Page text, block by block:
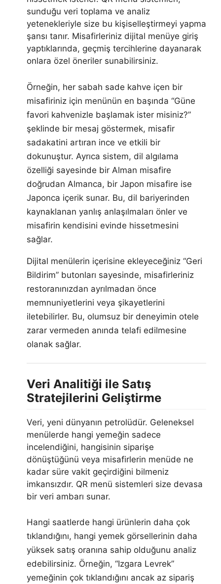
sunduğu veri toplama ve analiz
yetenekleriyle size bu kişiselleştirmeyi yapma
şansı tanır. Misafirleriniz dijital menüye giriş
yaptıklarında, geçmiş tercihlerine dayanarak
onlara özel öneriler sunabilirsiniz.
Örneğin, her sabah sade kahve içen bir
misafiriniz için menünün en başında “Güne
favori kahvenizle başlamak ister misiniz?”
şeklinde bir mesaj göstermek, misafir
sadakatini artıran ince ve etkili bir
dokunuştur. Ayrıca sistem, dil algılama
özelliği sayesinde bir Alman misafire
doğrudan Almanca, bir Japon misafire ise
Japonca içerik sunar. Bu, dil bariyerinden
kaynaklanan yanlış anlaşılmaları önler ve
misafirin kendisini evinde hissetmesini
sağlar.
Dijital menülerin içerisine ekleyeceğiniz “Geri
Bildirim” butonları sayesinde, misafirleriniz
restoranınızdan ayrılmadan önce
memnuniyetlerini veya şikayetlerini
iletebilirler. Bu, olumsuz bir deneyimin otele
zarar vermeden anında telafi edilmesine
olanak sağlar.
Veri Analitiği ile Satış
Stratejilerini Geliştirme
Veri, yeni dünyanın petrolüdür. Geleneksel
menülerde hangi yemeğin sadece
incelendiğini, hangisinin siparişe
dönüştüğünü veya misafirlerin menüde ne
kadar süre vakit geçirdiğini bilmeniz
imkansızdır. QR menü sistemleri size devasa
bir veri ambarı sunar.
Hangi saatlerde hangi ürünlerin daha çok
tıklandığını, hangi yemek görsellerinin daha
yüksek satış oranına sahip olduğunu analiz
edebilirsiniz. Örneğin, “Izgara Levrek”
yemeğinin çok tıklandığını ancak az sipariş